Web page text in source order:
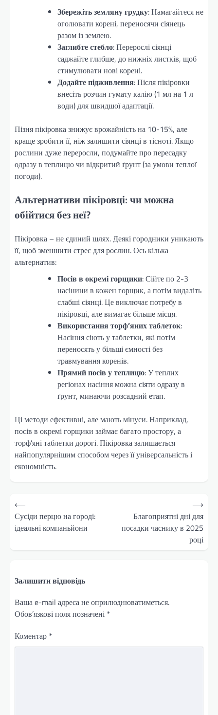
Збережіть земляну грудку: Намагайтеся не
оголювати корені, переносячи сіянець
разом із землею.
Заглибте стебло: Перерослі сіянці
саджайте глибше, до нижніх листків, щоб
стимулювати нові корені.
Додайте підживлення: Після пікіровки
внесіть розчин гумату калію (1 мл на 1 л
води) для швидшої адаптації.
Пізня пікіровка знижує врожайність на 10-15%, але
краще зробити її, ніж залишити сіянці в тісноті. Якщо
рослини дуже переросли, подумайте про пересадку
одразу в теплицю чи відкритий ґрунт (за умови теплої
погоди).
Альтернативи пікіровці: чи можна
обійтися без неї?
Пікіровка – не єдиний шлях. Деякі городники уникають
її, щоб зменшити стрес для рослин. Ось кілька
альтернатив:
Посів в окремі горщики: Сійте по 2-3
насінини в кожен горщик, а потім видаліть
слабші сіянці. Це виключає потребу в
пікіровці, але вимагає більше місця.
Використання торф’яних таблеток:
Насіння сіють у таблетки, які потім
переносять у більші ємності без
травмування коренів.
Прямий посів у теплицю: У теплих
регіонах насіння можна сіяти одразу в
ґрунт, минаючи розсадний етап.
Ці методи ефективні, але мають мінуси. Наприклад,
посів в окремі горщики займає багато простору, а
торф’яні таблетки дорогі. Пікіровка залишається
найпопулярнішим способом через її універсальність і
економність.
Навігація
записів
⟵
Сусіди перцю на городі:
ідеальні компаньйони
Благоприятні дні для
посадки часнику в 2025
році
⟶
Залишити відповідь
Ваша e-mail адреса не оприлюднюватиметься.
Обов’язкові поля позначені *
Коментар *